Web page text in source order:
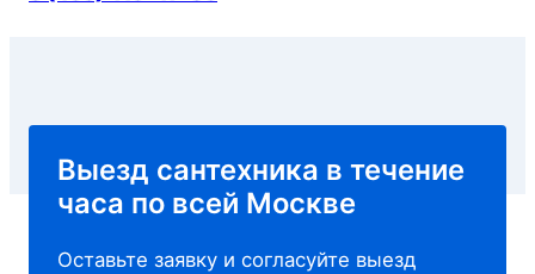
Выезд сантехника в течение
часа по всей Москве
Оставьте заявку и cогласуйте выезд